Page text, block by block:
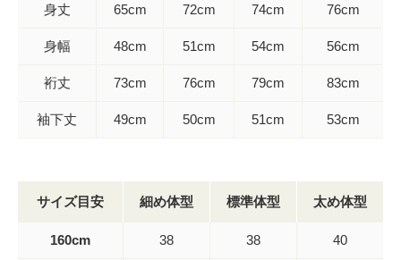
身丈 65cm 72cm 74cm 76cm
身幅 48cm 51cm 54cm 56cm
裄丈 73cm 76cm 79cm 83cm
袖下丈 49cm 50cm 51cm 53cm
サイズ目安 細め体型 標準体型 太め体型
160cm 38 38 40